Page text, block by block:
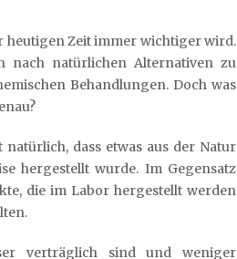
heutigen Zeit immer wichtiger wird.
nach natürlichen Alternativen zu
Behandlungen. Doch was
dass etwas aus der Natur
hergestellt wurde. Im Gegensatz
die im Labor hergestellt werden
verträglich sind und weniger